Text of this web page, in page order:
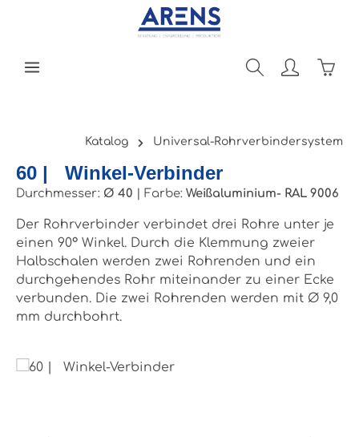
Zum Hauptinhalt springen
Katalog Universal-Rohrverbindersystem
60 | Winkel-Verbinder
Durchmesser: Ø 40 Farbe: Weißaluminium- RAL 9006
Der Rohrverbinder verbindet drei Rohre unter je
einen 90° Winkel. Durch die Klemmung zweier
Halbschalen werden zwei Rohrenden und ein
durchgehendes Rohr miteinander zu einer Ecke
verbunden. Die zwei Rohrenden werden mit Ø 9,0
mm durchbohrt.
Bildergalerie überspringen